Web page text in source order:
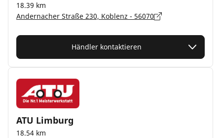
18.39 km
Andernacher Straße 230, Koblenz - 56070
Händler kontaktieren
ATU Limburg
18.54 km